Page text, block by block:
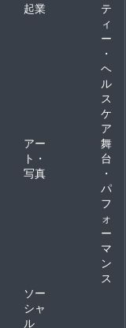
起業
テ
ィ
ー
・
ヘ
ル
ス
ケ
ア
アー
ト・
写真
舞
台
・
パ
フ
ォ
ー
マ
ン
ス
ソー
シャ
ル